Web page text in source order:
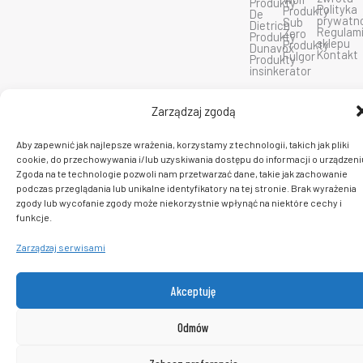
Zarządzaj zgodą
Aby zapewnić jak najlepsze wrażenia, korzystamy z technologii, takich jak pliki
cookie, do przechowywania i/lub uzyskiwania dostępu do informacji o
Zgoda na te technologie pozwoli nam przetwarzać dane, takie jak zachowanie
podczas przeglądania lub unikalne identyfikatory na tej stronie. Brak wyrażenia
zgody lub wycofanie zgody może niekorzystnie wpłynąć na niektóre cechy i
funkcje.
Zarządzaj serwisami
Akceptuję
Odmów
De
Dietrich
Produkty
Dunavox
Produkty
insinkerator
Produkty
Sub
Zero
Produkty
Fulgor
Polityka
sklepu
Kontakt